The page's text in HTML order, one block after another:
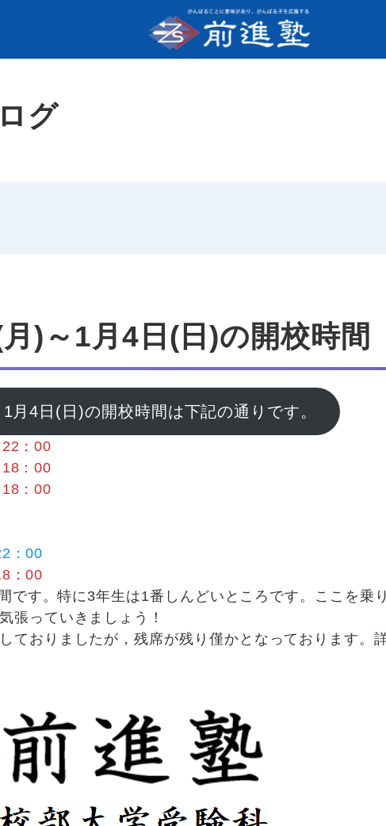
グ
)～1月4日(日)の開校時間
月4日(日)の開校時間は下記の通りです。
：00
：00
：00
：00
：00
です。特に3年生は1番しんどいところです。ここを乗
張っていきましょう！
おりましたが，残席が残り僅かとなっております。